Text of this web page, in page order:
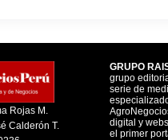
Rojas M.
Calderón T.
GRUPO
grupo
serie de
digital y
el primer